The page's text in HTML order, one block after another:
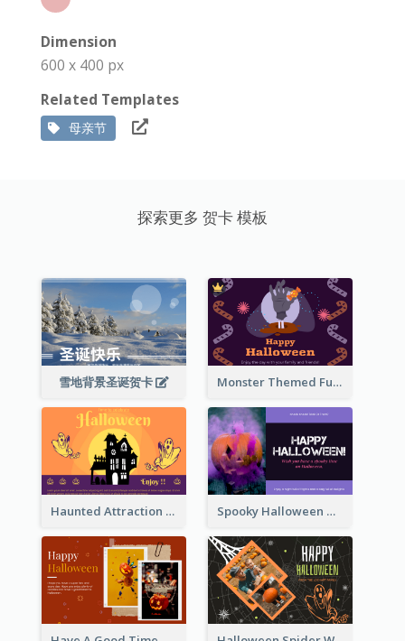
Dimension
600 x 400 px
Related Templates
母亲节
探索更多 贺卡 模板
雪地背景圣诞贺卡 Monster Themed Fun Halloween Greeting Card
Haunted Attraction Themed Halloween Card Spooky Halloween Greeting Card